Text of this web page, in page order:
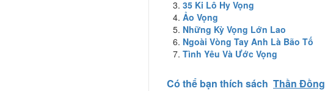
35 Ki Lô Hy Vọng
Ảo Vọng
Những Kỳ Vọng Lớn Lao
Ngoài Vòng Tay Anh Là Bão Tố
Tình Yêu Và Ước Vọng
Có thể bạn thích sách Thần Đồng